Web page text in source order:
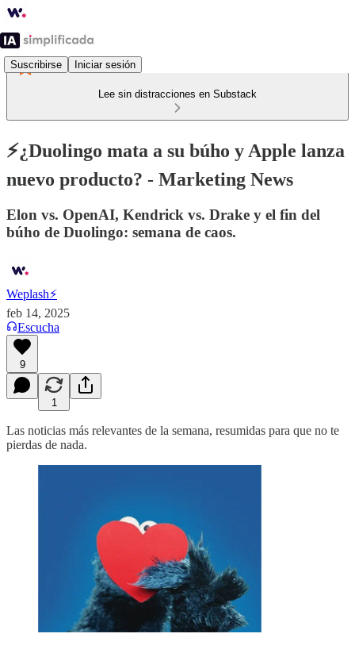
Suscribirse Iniciar sesión
Lee sin distracciones en Substack
⚡¿Duolingo mata a su búho y Apple lanza
nuevo producto? - Marketing News
Elon vs. OpenAI, Kendrick vs. Drake y el fin del
búho de Duolingo: semana de caos.
Weplash⚡️
feb 14, 2025
Escucha
9
1
Las noticias más relevantes de la semana, resumidas para que no te
pierdas de nada.